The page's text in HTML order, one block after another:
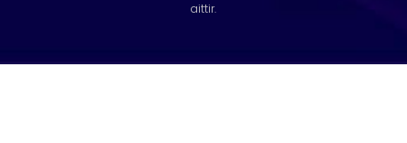
aittir.